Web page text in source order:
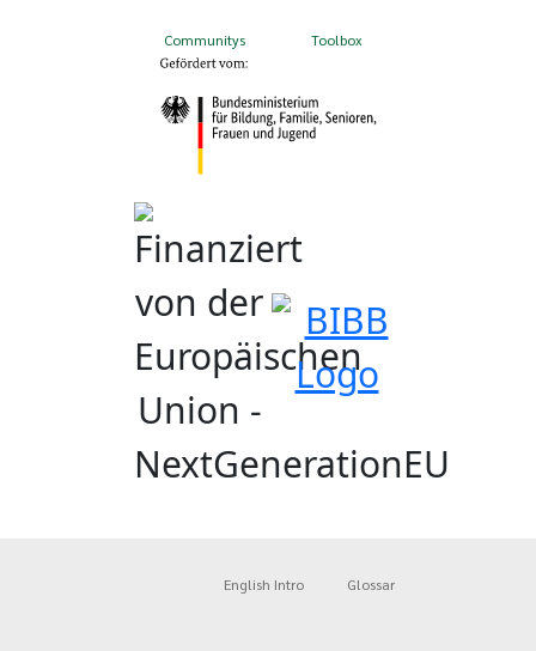
Communitys Toolbox
English Intro Glossar